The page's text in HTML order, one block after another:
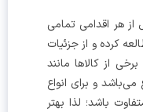
اقدامی تمامی
و از جزئیات
کالاها مانند
و برای انواع
لذا بهتر